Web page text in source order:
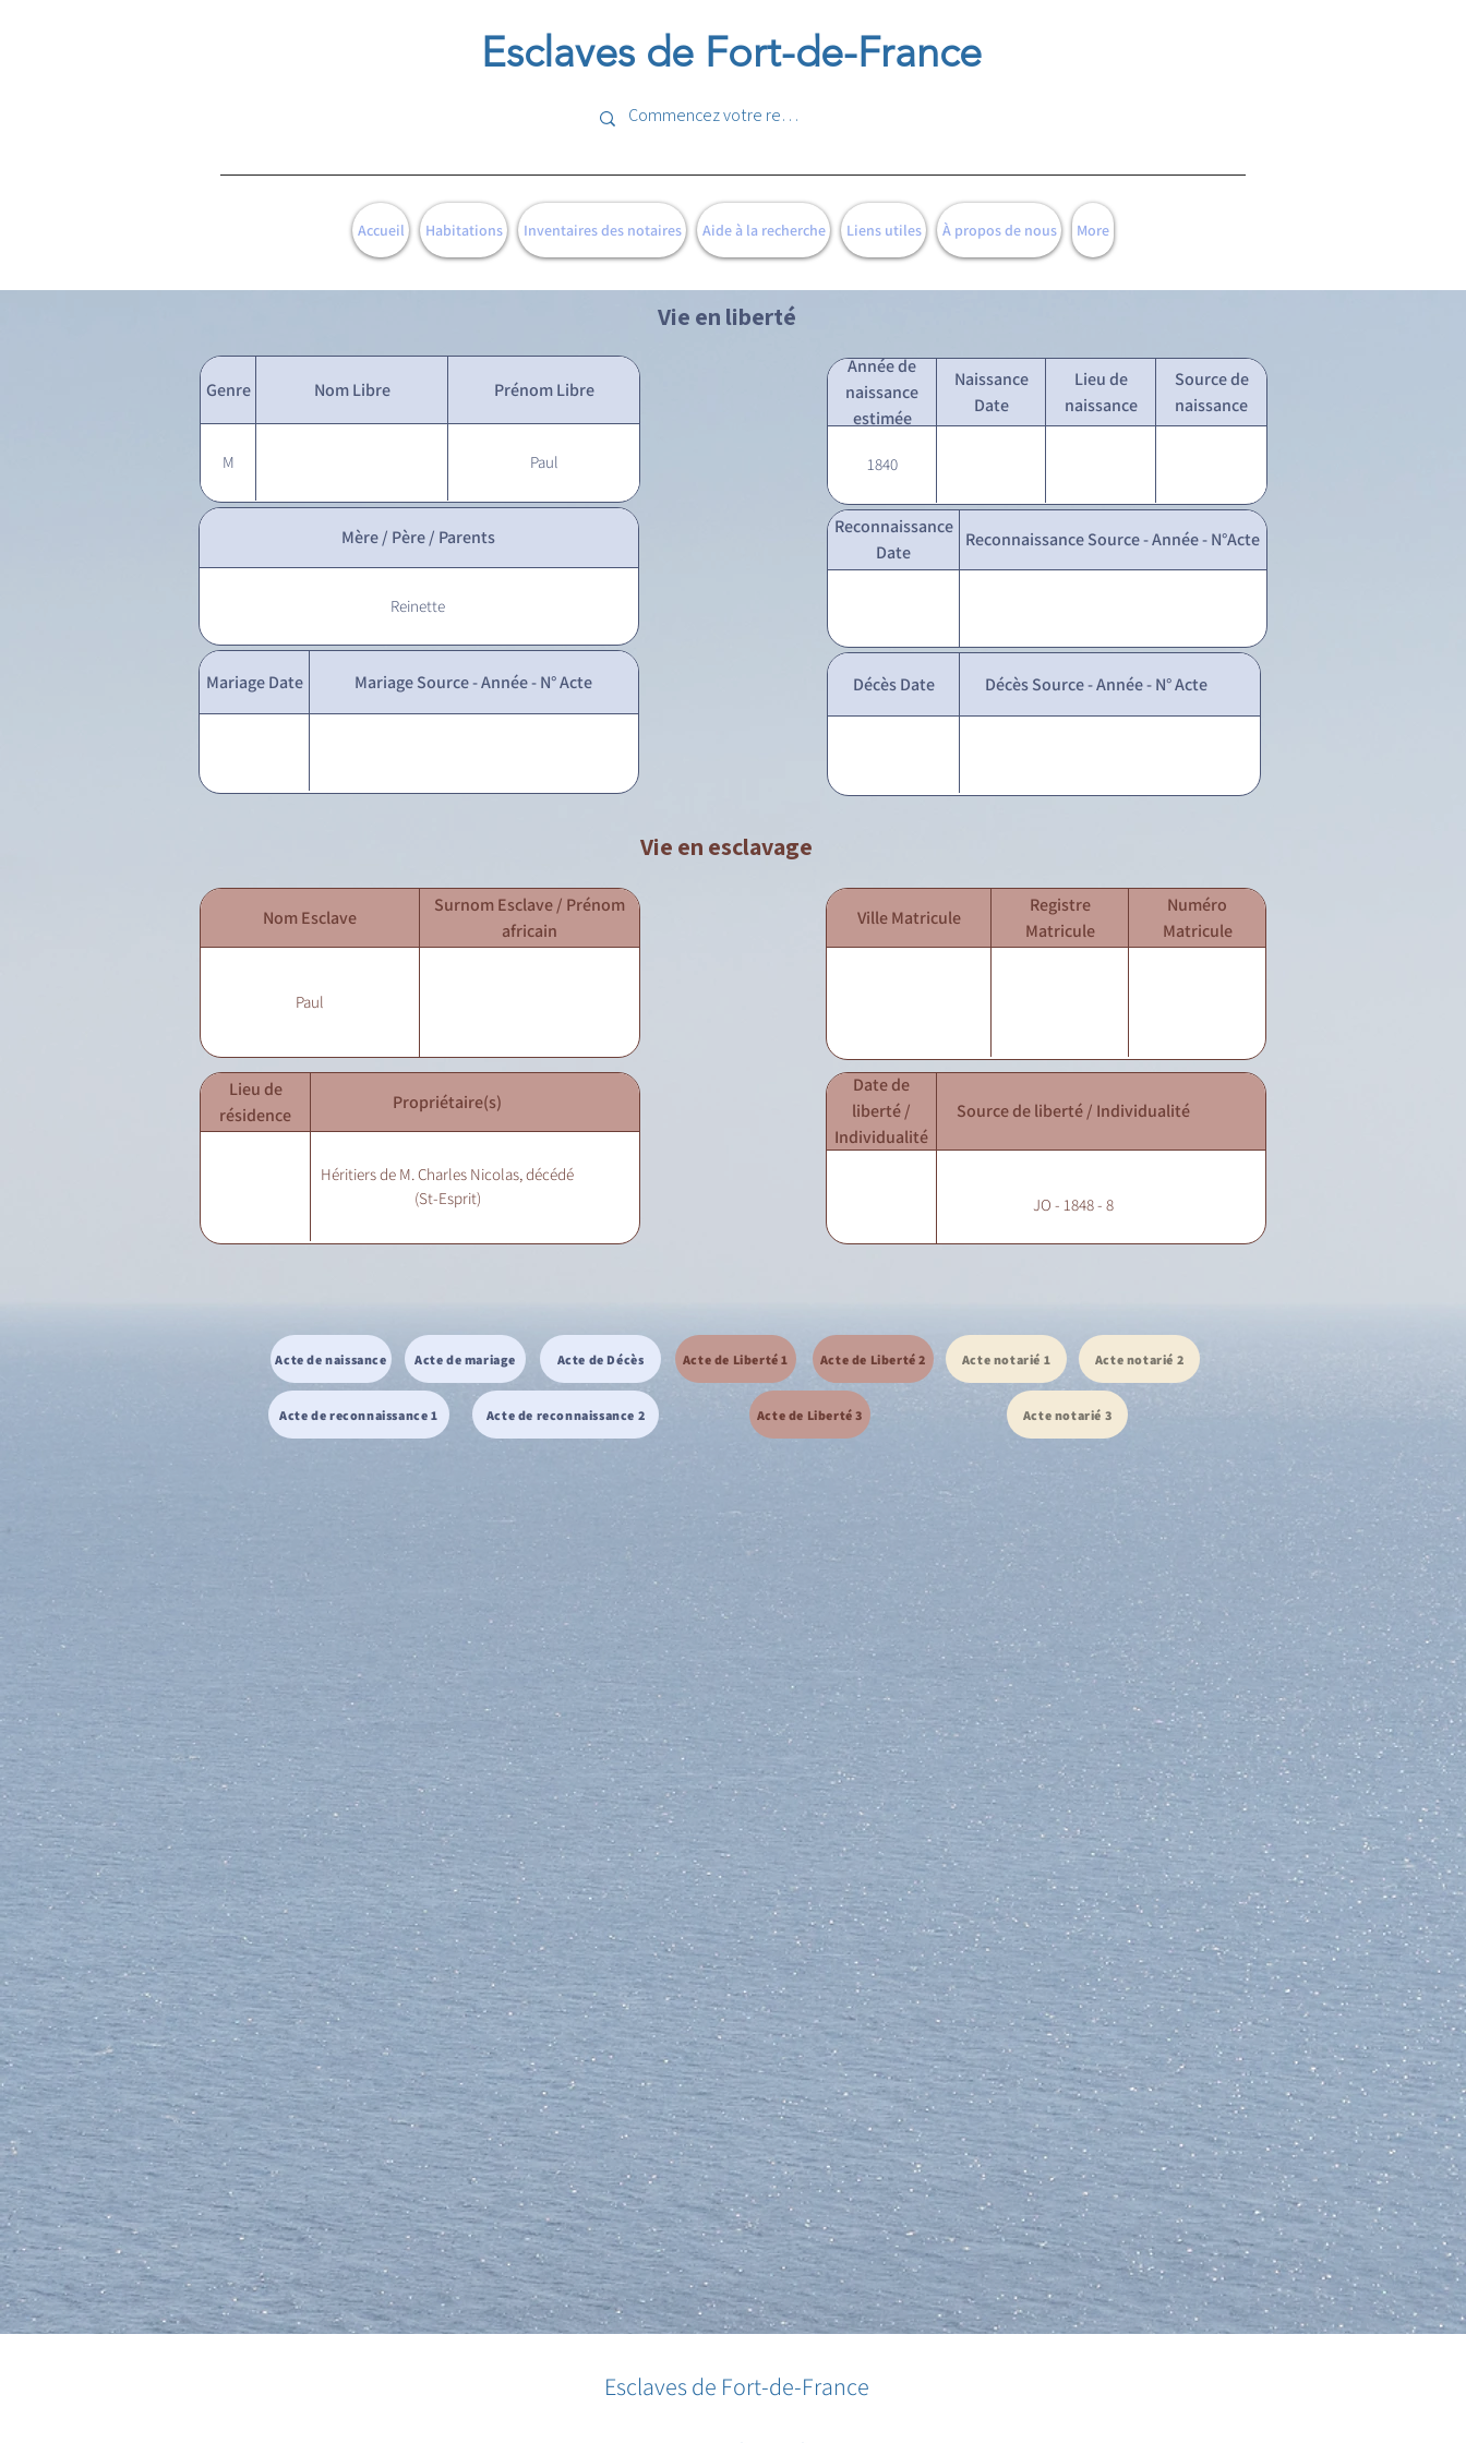
Esclaves de Fort-de-France
Accueil Habitations Inventaires des notaires Aide à la recherche Liens utiles À propos de nous More
Vie en liberté
Genre Nom Libre Prénom Libre
M Paul
Année de
naissance
estimée
Naissance
Date
Lieu de
naissance
Source de
naissance
1840
Mère / Père / Parents
Reinette
Mariage Date Mariage Source - Année - N° Acte
Reconnaissance
Date
Reconnaissance Source - Année - N°Acte
Décès Date Décès Source - Année - N° Acte
Vie en esclavage
Nom Esclave
Surnom Esclave / Prénom
africain
Paul
Ville Matricule
Registre
Matricule
Numéro
Matricule
Lieu de
résidence
Propriétaire(s)
Héritiers de M. Charles Nicolas, décédé
(St-Esprit)
Date de
liberté /
Individualité
Source de liberté / Individualité
JO - 1848 - 8
Acte de naissance Acte de mariage Acte de Décès
Acte de reconnaissance 1 Acte de reconnaissance 2
Acte de Liberté 1 Acte de Liberté 2
Acte de Liberté 3
Acte notarié 1 Acte notarié 2
Acte notarié 3
Esclaves de Fort-de-France